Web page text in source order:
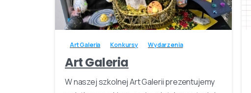
-
Art Galeria Konkursy Wydarzenia
Art Galeria
W naszej szkolnej Art Galerii prezentujemy